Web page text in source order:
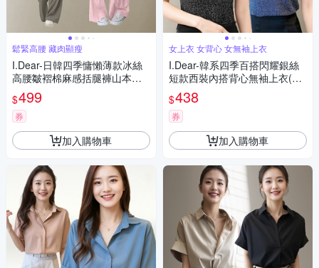
鬆緊高腰 藏肉顯瘦
I.Dear-日韓四季慵懶薄款冰絲
高腰皺褶棉麻感括腿褲山本褲
(5色)
$499
券
加入購物車
女上衣 女背心 女無袖上衣
I.Dear-韓系四季百搭閃耀銀絲
短款西裝內搭背心無袖上衣(6
色)
$438
券
加入購物車